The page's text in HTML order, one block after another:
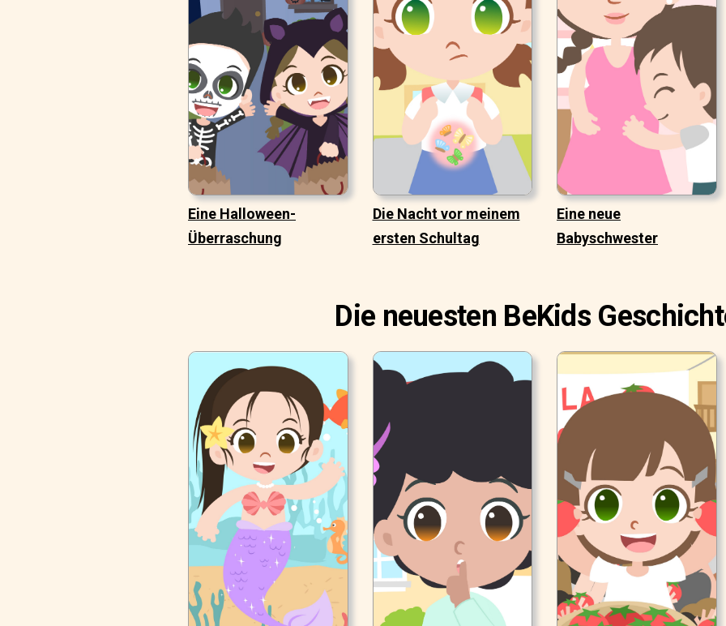
Eine Halloween-
Überraschung
Die Nacht vor meinem
ersten Schultag
Eine neue
Babyschwester
Die neuesten BeKids